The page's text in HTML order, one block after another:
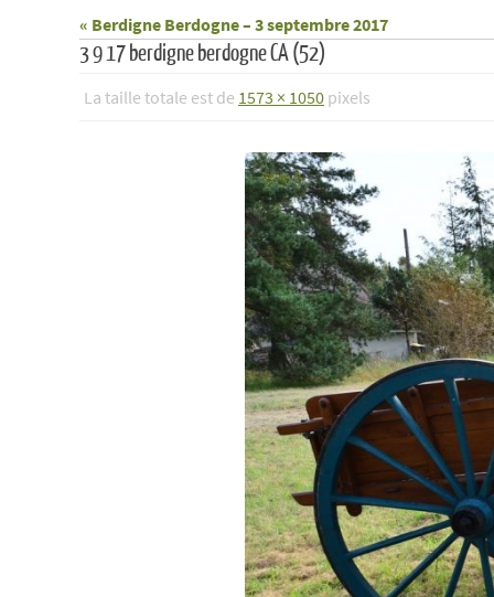
« Berdigne Berdogne – 3 septembre 2017
3 9 17 berdigne berdogne CA (52)
La taille totale est de 1573 × 1050 pixels